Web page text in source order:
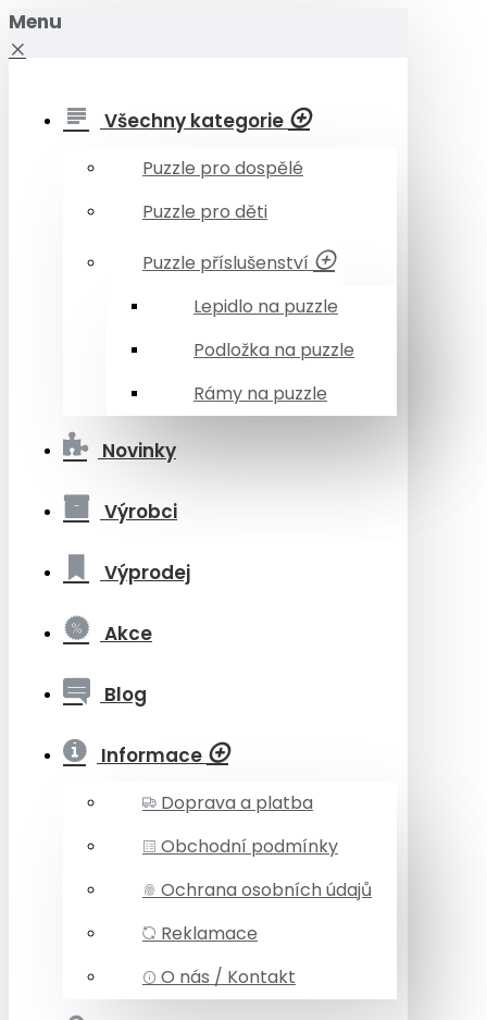
Menu
Všechny kategorie
Puzzle pro dospělé
Puzzle pro děti
Puzzle příslušenství
Lepidlo na puzzle
Podložka na puzzle
Rámy na puzzle
Novinky
Výrobci
Výprodej
Akce
Blog
Informace
Doprava a platba
Obchodní podmínky
Ochrana osobních údajů
Reklamace
O nás / Kontakt